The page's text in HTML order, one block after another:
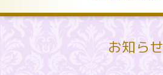
お知らせ